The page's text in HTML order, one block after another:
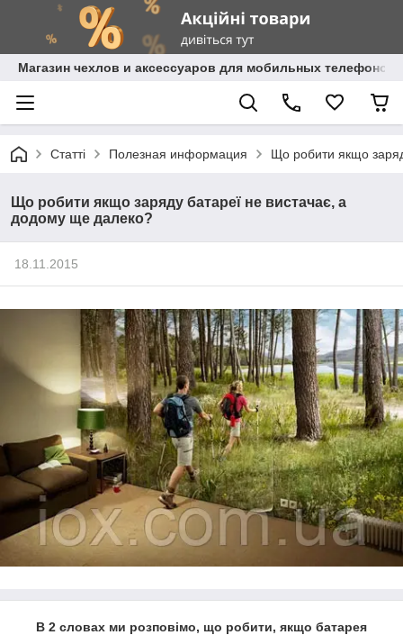
Магазин чехлов и аксессуаров для мобильных телефонов
Статті Полезная информация Що робити якщо
Що робити якщо заряду батареї не вистачає, а
додому ще далеко?
18.11.2015
В 2 словах ми розповімо, що робити, якщо батарея